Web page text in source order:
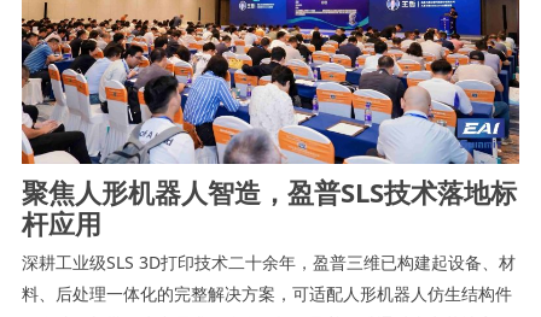
聚焦人形机器人智造， 盈普SLS技术落地标
杆应用
深耕工业级SLS 3D打印技术二十余年，盈普三维已构建起设备、材
料、后处理一体化的完整解决方案，可适配人形机器人仿生结构件